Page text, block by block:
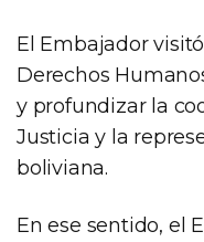
El Embajador
Derechos
y profundizar la
Justicia y la
boliviana.
En ese sentido, el